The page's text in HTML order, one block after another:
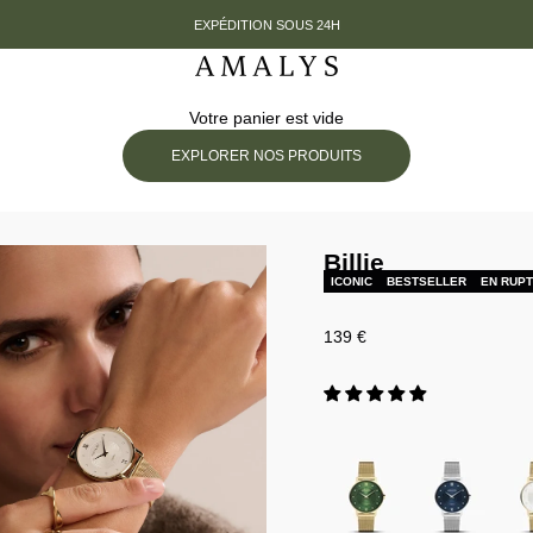
EXPÉDITION SOUS 24H
Amalys
Votre panier est vide
EXPLORER NOS PRODUITS
Billie
ICONIC BESTSELLER EN
Prix de vente
139 €